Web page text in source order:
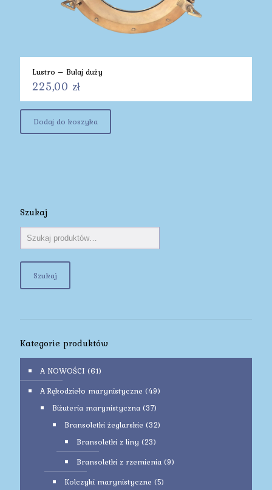
Lustro – Bulaj duży
225,00 zł
Dodaj do koszyka
Szukaj
Szukaj
Kategorie produktów
A NOWOŚCI (61)
A Rękodzieło marynistyczne (49)
Biżuteria marynistyczna (37)
Bransoletki żeglarskie (32)
Bransoletki z liny (23)
Bransoletki z rzemienia (9)
Kolczyki marynistyczne (5)